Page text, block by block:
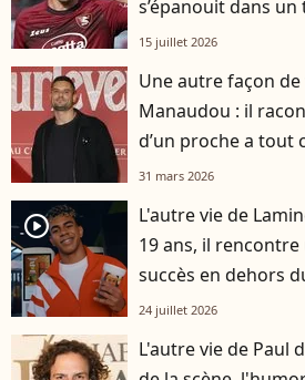
s’épanouit dans
15 juillet 2026
Une autre façon
Manaudou : il
d’un proche a tout
31 mars 2026
player2
L'autre vie de
19 ans, il
succès en dehors
24 juillet 2026
L'autre vie de Paul